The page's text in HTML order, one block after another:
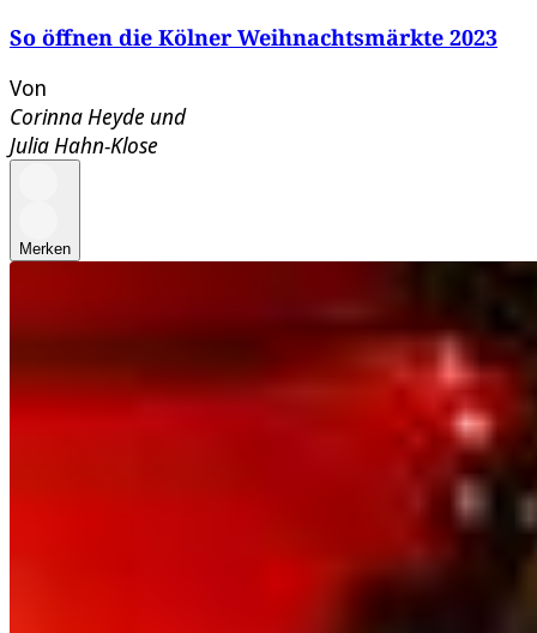
So öffnen die Kölner Weihnachtsmärkte 2023
Von
Corinna Heyde und
Julia Hahn-Klose
Merken